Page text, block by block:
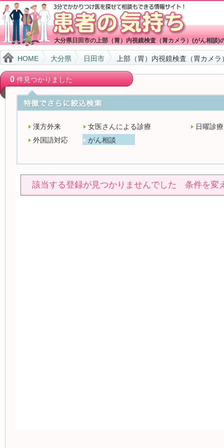
大分県日田市の上部（胃）内視鏡検査（胃カメラ）(がん相談)
HOME 大分県 日田市 上部（胃）内視鏡検査（胃カメ
0件見つかりました
漢方外来 女医さんによる診療
日曜診療
外国語対応
がん相談
該当する登録が見つかりませんでした 条件を